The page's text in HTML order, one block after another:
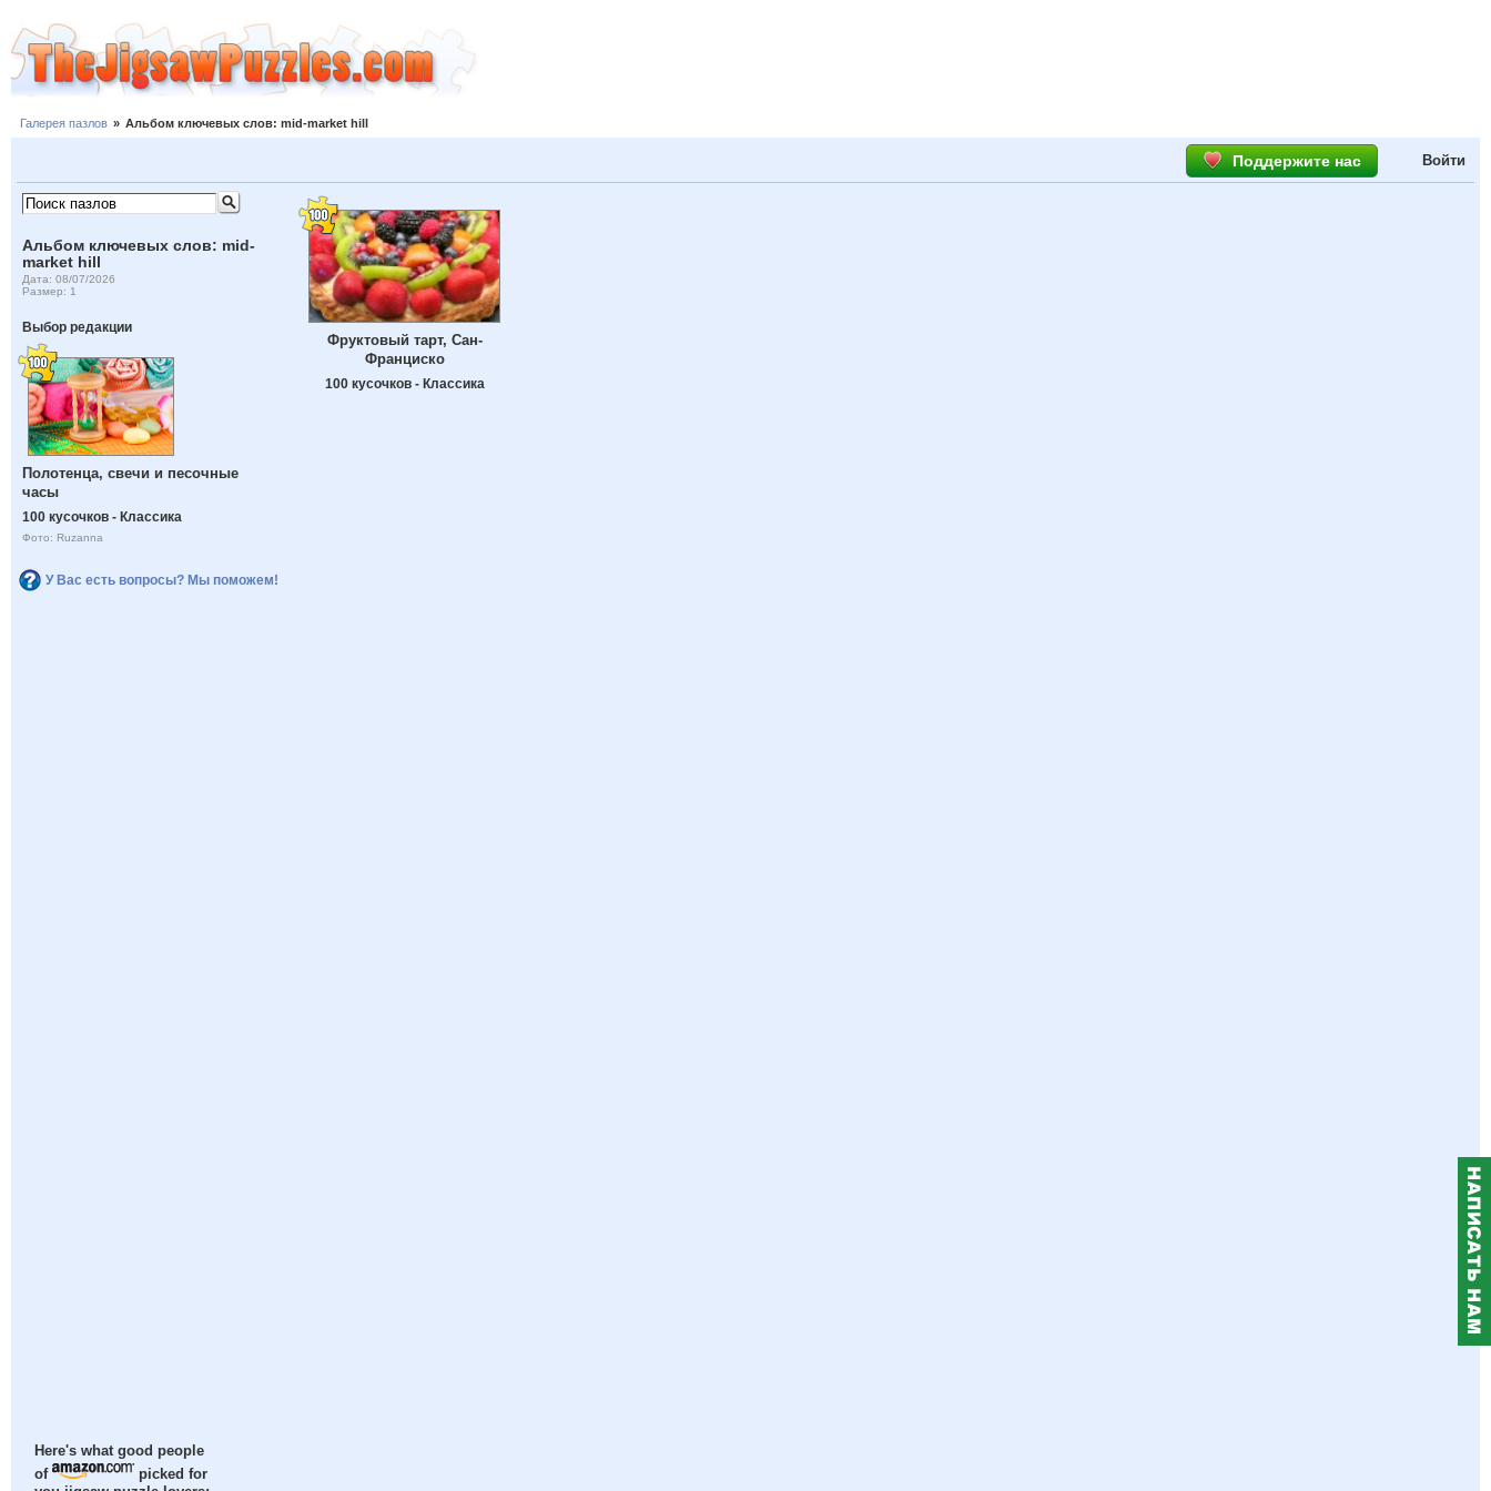
Галерея пазлов » Альбом ключевых слов: mid-market hill
Поддержите нас Войти
Альбом ключевых слов: mid-
market hill
Дата: 08/07/2026
Размер: 1
Выбор редакции
Полотенца, свечи и песочные
часы
100 кусочков - Классика
Фото: Ruzanna
У Вас есть вопросы? Мы поможем!
Here's what good people
of
picked for
Фруктовый тарт, Сан-
Франциско
100 кусочков - Классика